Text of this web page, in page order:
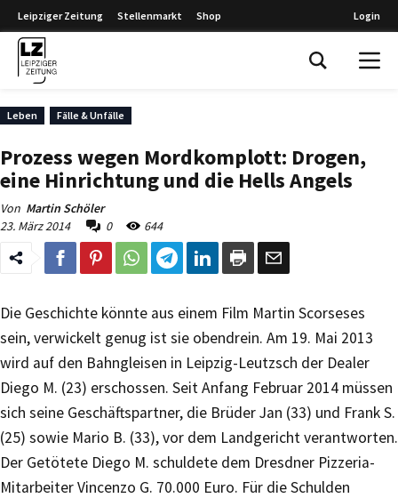
Leipziger Zeitung Stellenmarkt Shop Login
Leben Fälle & Unfälle
Prozess wegen Mordkomplott: Drogen,
eine Hinrichtung und die Hells Angels
Von Martin Schöler
23. März 2014
0 644
Die Geschichte könnte aus einem Film Martin Scorseses
sein, verwickelt genug ist sie obendrein. Am 19. Mai 2013
wird auf den Bahngleisen in Leipzig-Leutzsch der Dealer
Diego M. (23) erschossen. Seit Anfang Februar 2014 müssen
sich seine Geschäftspartner, die Brüder Jan (33) und Frank S.
(25) sowie Mario B. (33), vor dem Landgericht verantworten.
Der Getötete Diego M. schuldete dem Dresdner Pizzeria-
Mitarbeiter Vincenzo G. 70.000 Euro. Für die Schulden